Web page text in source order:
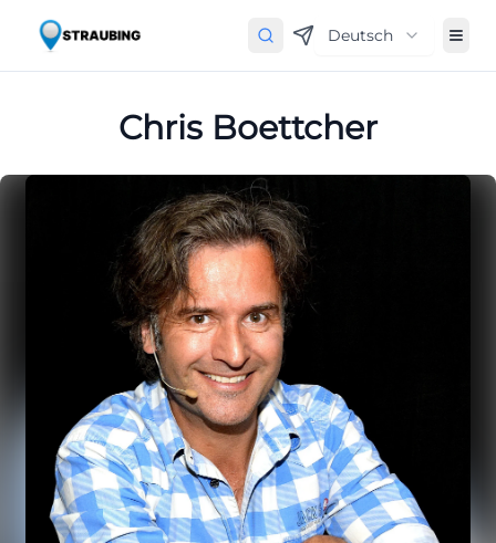
Deutsch
Chris Boettcher